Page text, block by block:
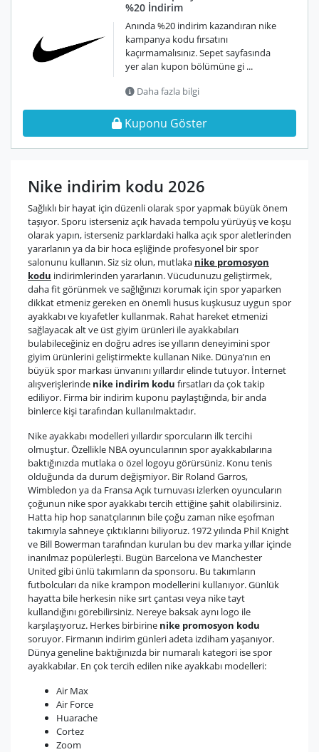
%20 İndirim
Anında %20 indirim kazandıran nike
kampanya kodu fırsatını
kaçırmamalısınız. Sepet sayfasında
yer alan kupon bölümüne gi ...
Daha fazla bilgi
Kuponu Göster
Nike indirim kodu 2026
Sağlıklı bir hayat için düzenli olarak spor yapmak büyük önem
taşıyor. Sporu isterseniz açık havada tempolu yürüyüş ve koşu
olarak yapın, isterseniz parklardaki halka açık spor aletlerinden
yararlanın ya da bir hoca eşliğinde profesyonel bir spor
salonunu kullanın. Siz siz olun, mutlaka nike promosyon
kodu indirimlerinden yararlanın. Vücudunuzu geliştirmek,
daha fit görünmek ve sağlığınızı korumak için spor yaparken
dikkat etmeniz gereken en önemli husus kuşkusuz uygun spor
ayakkabı ve kıyafetler kullanmak. Rahat hareket etmenizi
sağlayacak alt ve üst giyim ürünleri ile ayakkabıları
bulabileceğiniz en doğru adres ise yılların deneyimini spor
giyim ürünlerini geliştirmekte kullanan Nike. Dünya’nın en
büyük spor markası ünvanını yıllardır elinde tutuyor. İnternet
alışverişlerinde nike indirim kodu fırsatları da çok takip
ediliyor. Firma bir indirim kuponu paylaştığında, bir anda
binlerce kişi tarafından kullanılmaktadır.
Nike ayakkabı modelleri yıllardır sporcuların ilk tercihi
olmuştur. Özellikle NBA oyuncularının spor ayakkabılarına
baktığınızda mutlaka o özel logoyu görürsüniz. Konu tenis
olduğunda da durum değişmiyor. Bir Roland Garros,
Wimbledon ya da Fransa Açık turnuvası izlerken oyuncuların
çoğunun nike spor ayakkabı tercih ettiğine şahit olabilirsiniz.
Hatta hip hop sanatçılarının bile çoğu zaman nike eşofman
takımıyla sahneye çıktıklarını biliyoruz. 1972 yılında Phil Knight
ve Bill Bowerman tarafından kurulan bu dev marka yıllar içinde
inanılmaz popülerleşti. Bugün Barcelona ve Manchester
United gibi ünlü takımların da sponsoru. Bu takımların
futbolcuları da nike krampon modellerini kullanıyor. Günlük
hayatta bile herkesin nike sırt çantası veya nike tayt
kullandığını görebilirsiniz. Nereye baksak aynı logo ile
karşılaşıyoruz. Herkes birbirine nike promosyon kodu
soruyor. Firmanın indirim günleri adeta izdiham yaşanıyor.
Dünya geneline baktığınızda bir numaralı kategori ise spor
ayakkabılar. En çok tercih edilen nike ayakkabı modelleri:
Air Max
Air Force
Huarache
Cortez
Zoom